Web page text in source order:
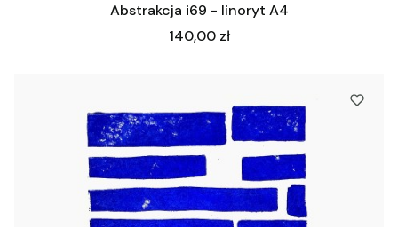
Abstrakcja i69 - linoryt A4
Cena
140,00 zł